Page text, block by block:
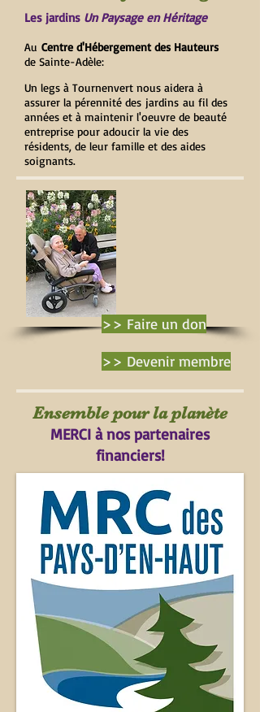
Les jardins Un Paysage en Héritage
Au Centre d'Hébergement des Hauteurs
de Sainte-Adèle​:
Un legs à Tournenvert nous aidera à
assurer la pérennité des jardins au fil des
années et à maintenir l'oeuvre de beauté
entreprise pour adoucir la vie des
résidents, de leur famille et des aides
soignants.
>> Faire un don
>> Devenir membre
Ensemble pour la planète
MERCI à nos partenaires
financiers!